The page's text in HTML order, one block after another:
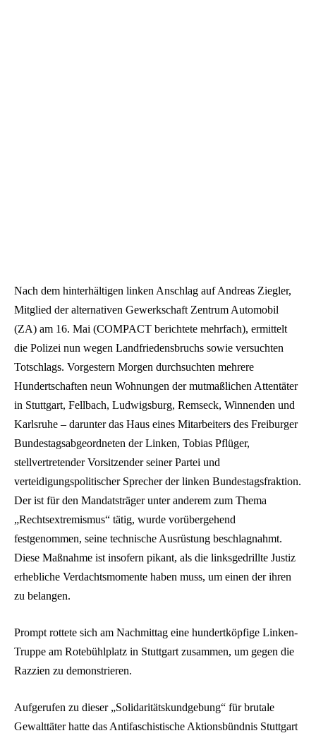
Nach dem hinterhältigen linken Anschlag auf Andreas Ziegler,
Mitglied der alternativen Gewerkschaft Zentrum Automobil
(ZA) am 16. Mai (COMPACT berichtete mehrfach), ermittelt
die Polizei nun wegen Landfriedensbruchs sowie versuchten
Totschlags. Vorgestern Morgen durchsuchten mehrere
Hundertschaften neun Wohnungen der mutmaßlichen Attentäter
in Stuttgart, Fellbach, Ludwigsburg, Remseck, Winnenden und
Karlsruhe – darunter das Haus eines Mitarbeiters des Freiburger
Bundestagsabgeordneten der Linken, Tobias Pflüger,
stellvertretender Vorsitzender seiner Partei und
verteidigungspolitischer Sprecher der linken Bundestagsfraktion.
Der ist für den Mandatsträger unter anderem zum Thema
„Rechtsextremismus“ tätig, wurde vorübergehend
festgenommen, seine technische Ausrüstung beschlagnahmt.
Diese Maßnahme ist insofern pikant, als die linksgedrillte Justiz
erhebliche Verdachtsmomente haben muss, um einen der ihren
zu belangen.
Prompt rottete sich am Nachmittag eine hundertköpfige Linken-
Truppe am Rotebühlplatz in Stuttgart zusammen, um gegen die
Razzien zu demonstrieren.
Aufgerufen zu dieser „Solidaritätskundgebung“ für brutale
Gewalttäter hatte das Antifaschistische Aktionsbündnis Stuttgart